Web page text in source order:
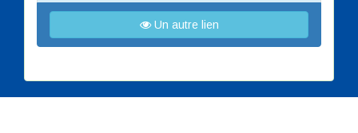
Un autre lien